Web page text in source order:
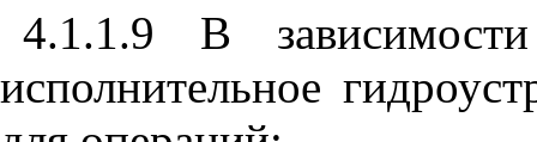
4.1.1.9 В
исполнительное